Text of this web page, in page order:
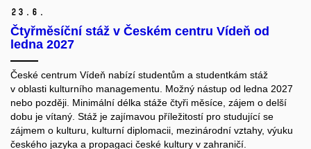
23. 6.
Čtyřměsíční stáž v Českém centru Vídeň od
ledna 2027
České centrum Vídeň nabízí studentům a studentkám stáž
v oblasti kulturního managementu. Možný nástup od ledna 2027
nebo později. Minimální délka stáže čtyři měsíce, zájem o delší
dobu je vítaný. Stáž je zajímavou příležitostí pro studující se
zájmem o kulturu, kulturní diplomacii, mezinárodní vztahy, výuku
českého jazyka a propagaci české kultury v zahraničí.